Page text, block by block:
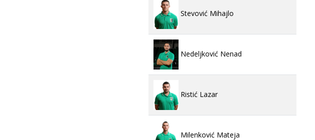
Stevović Mihajlo
Nedeljković Nenad
Ristić Lazar
Milenković Mateja